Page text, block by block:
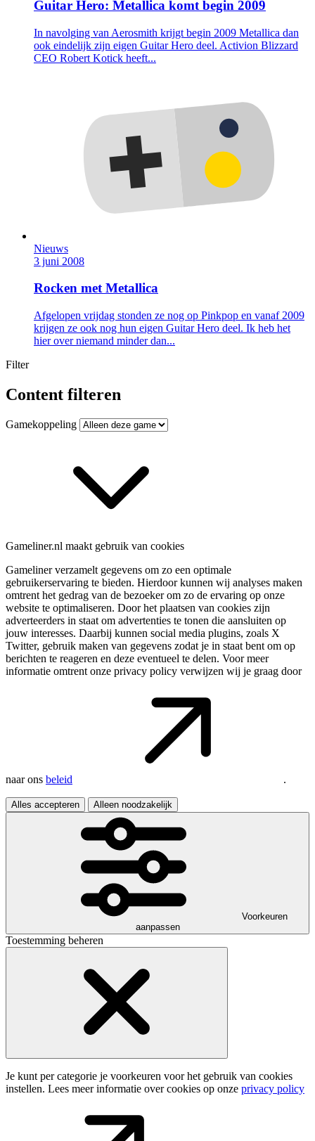
Guitar Hero: Metallica komt begin 2009
In navolging van Aerosmith krijgt begin 2009 Metallica dan
ook eindelijk zijn eigen Guitar Hero deel. Activion Blizzard
CEO Robert Kotick heeft...
Nieuws
3 juni 2008
Rocken met Metallica
Afgelopen vrijdag stonden ze nog op Pinkpop en vanaf 2009
krijgen ze ook nog hun eigen Guitar Hero deel. Ik heb het
hier over niemand minder dan...
Filter
Content filteren
Gamekoppeling
Gameliner.nl maakt gebruik van cookies
Gameliner verzamelt gegevens om zo een optimale
gebruikerservaring te bieden. Hierdoor kunnen wij analyses maken
omtrent het gedrag van de bezoeker om zo de ervaring op onze
website te optimaliseren. Door het plaatsen van cookies zijn
adverteerders in staat om advertenties te tonen die aansluiten op
jouw interesses. Daarbij kunnen social media plugins, zoals X
Twitter, gebruik maken van gegevens zodat je in staat bent om op
berichten te reageren en deze eventueel te delen. Voor meer
informatie omtrent onze privacy policy verwijzen wij je graag door
naar ons beleid .
Alles accepteren Alleen noodzakelijk
Voorkeuren
aanpassen
Toestemming beheren
Je kunt per categorie je voorkeuren voor het gebruik van cookies
instellen. Lees meer informatie over cookies op onze privacy policy